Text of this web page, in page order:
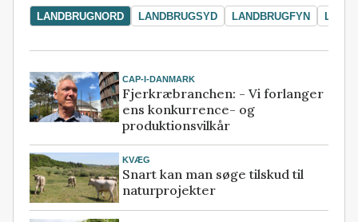
LANDBRUGNORD LANDBRUGSYD LANDBRUGFYN
CAP-I-DANMARK
Fjerkræbranchen: - Vi forlanger
ens konkurrence- og
produktionsvilkår
KVÆG
Snart kan man søge tilskud til
naturprojekter